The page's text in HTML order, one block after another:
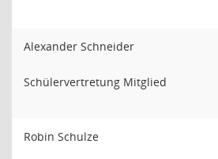
Alexander Schneider
Schülervertretung Mitglied
Robin Schulze